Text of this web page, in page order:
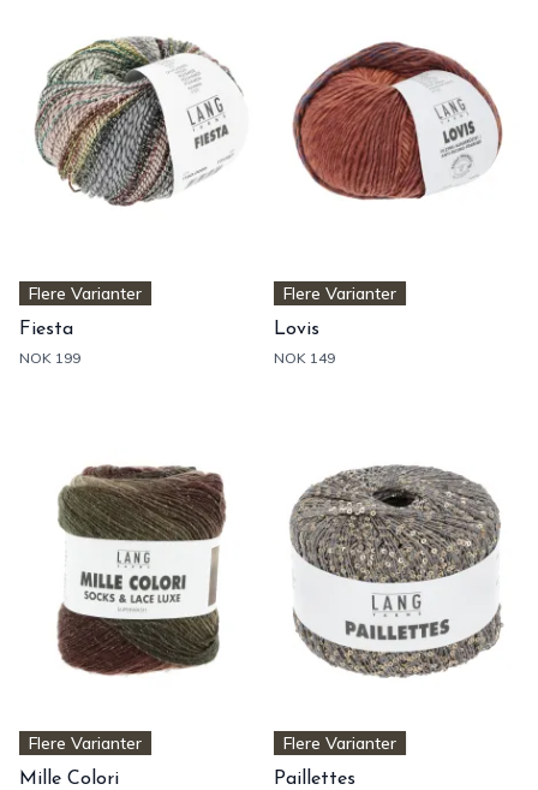
Flere Varianter
Fiesta
NOK 199
Flere Varianter
Lovis
NOK 149
Flere Varianter
Mille Colori
Flere Varianter
Paillettes